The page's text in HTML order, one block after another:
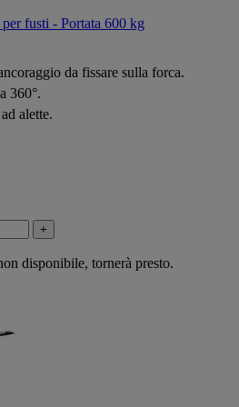
fusti - Portata 600 kg
da fissare sulla forca.
360°.
alette.
+
disponibile, tornerà presto.